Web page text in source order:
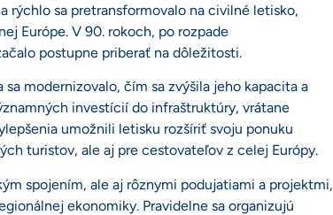
rýchlo sa pretransformovalo na civilné letisko,
Európe. V 90. rokoch, po rozpade
postupne priberať na dôležitosti.
modernizovalo, čím sa zvýšila jeho kapacita a
investícií do infraštruktúry, vrátane
umožnili letisku rozšíriť svoju ponuku
turistov, ale aj pre cestovateľov z celej Európy.
spojením, ale aj rôznymi podujatiami a projektmi,
ekonomiky. Pravidelne sa organizujú